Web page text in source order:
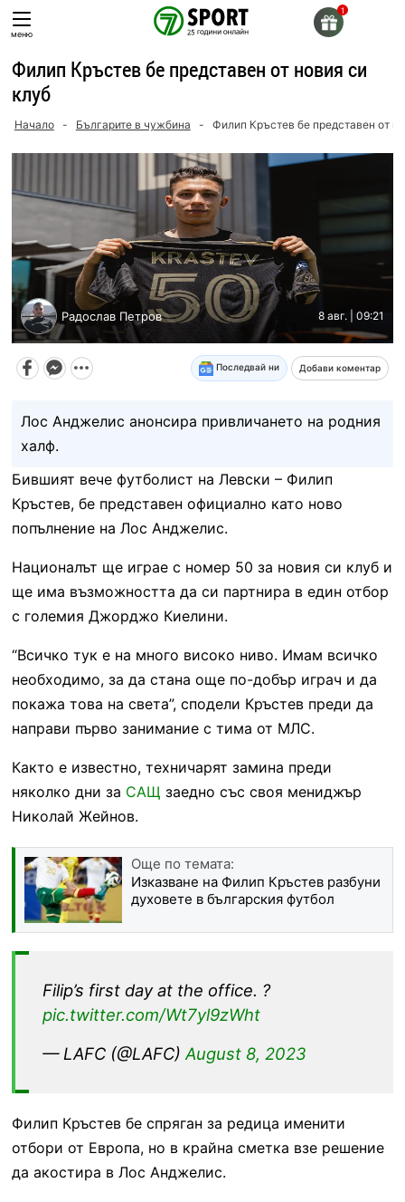
Skip
toменю
Филип Кръстев бе представен от новия си
клуб
Начало - Българите в чужбина - Филип Кръстев бе представен от
Радослав Петров 8 авг. | 09:21
Последвай ни Добави коментар
Лос Анджелис анонсира привличането на родния
халф.
Бившият вече футболист на Левски – Филип
Кръстев, бе представен официално като ново
попълнение на Лос Анджелис.
Националът ще играе с номер 50 за новия си клуб и
ще има възможността да си партнира в един отбор
с големия Джорджо Киелини.
“Всичко тук е на много високо ниво. Имам всичко
необходимо, за да стана още по-добър играч и да
покажа това на света”, сподели Кръстев преди да
направи първо занимание с тима от МЛС.
Както е известно, техничарят замина преди
няколко дни за САЩ заедно със своя мениджър
Николай Жейнов.
Още по темата:
Изказване на Филип Кръстев разбуни
духовете в българския футбол
Filip’s first day at the office. ?
pic.twitter.com/Wt7yl9zWht
— LAFC (@LAFC) August 8, 2023
Филип Кръстев бе спряган за редица именити
отбори от Европа, но в крайна сметка взе решение
да акостира в Лос Анджелис.